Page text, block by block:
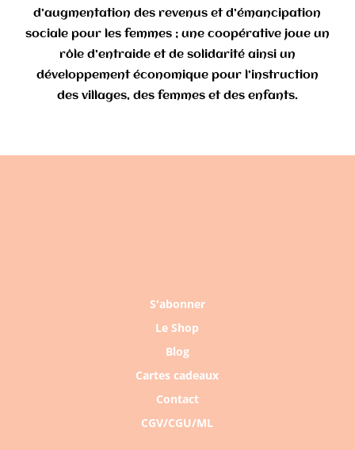
d’augmentation des revenus et d’émancipation
sociale pour les femmes ; une coopérative joue un
rôle d’entraide et de solidarité ainsi un
développement économique pour l’instruction
des villages, des femmes et des enfants.
S'abonner
Le Shop
Blog
Cartes cadeaux
Contact
CGV/CGU/ML